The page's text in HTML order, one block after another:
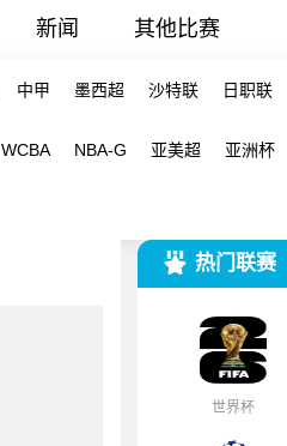
新闻 其他比赛
中甲 墨西超 沙特联 日职联
WCBA NBA-G 亚美超 亚洲杯
热门联赛
世界杯